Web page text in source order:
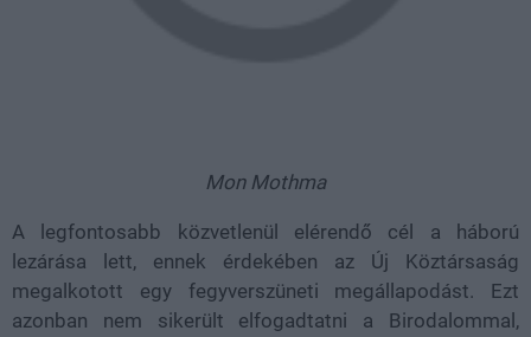
Mon Mothma
A legfontosabb közvetlenül elérendő cél a háború
lezárása lett, ennek érdekében az Új Köztársaság
megalkotott egy fegyverszüneti megállapodást. Ezt
azonban nem sikerült elfogadtatni a Birodalommal,